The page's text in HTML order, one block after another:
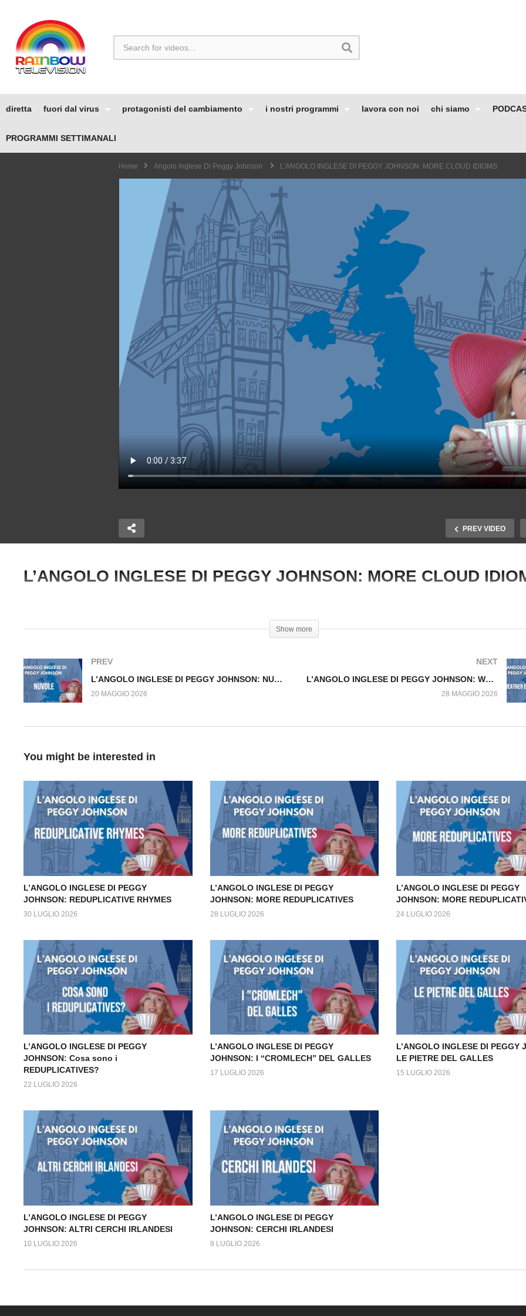
diretta fuori dal virus protagonisti del cambiamento i nostri programmi lavora con noi chi siamo
PROGRAMMI SETTIMANALI
Home Angolo Inglese Di Peggy Johnson L’ANGOLO INGLESE DI PEGGY JOHNSON: MORE CLOUD IDIOMS
PREV VIDEO
LE MANI
SCARPE
NUVOLE
CLOUD IDIOMS
L’ANGOLO INGLESE DI PEGGY JOHNSON: MORE CLOUD
Show more
PREV
L’ANGOLO INGLESE DI PEGGY JOHNSON: NUVOLE
20 MAGGIO 2026
NEXT
L’ANGOLO INGLESE DI PEGGY JOHNSON: WEATHER EXPRESSIONS
28 MAGGIO 2026
You might be interested in
L’ANGOLO INGLESE DI PEGGY
JOHNSON: REDUPLICATIVE RHYMES
30 LUGLIO 2026
L’ANGOLO INGLESE DI PEGGY
JOHNSON: MORE REDUPLICATIVES
28 LUGLIO 2026
L’ANGOLO INGLESE DI PEGGY
JOHNSON: MORE
24 LUGLIO 2026
L’ANGOLO INGLESE DI PEGGY
JOHNSON: Cosa sono i
REDUPLICATIVES?
22 LUGLIO 2026
L’ANGOLO INGLESE DI PEGGY
JOHNSON: I “CROMLECH” DEL GALLES
17 LUGLIO 2026
L’ANGOLO INGLESE DI PEGGY
LE PIETRE DEL GALLES
15 LUGLIO 2026
L’ANGOLO INGLESE DI PEGGY
JOHNSON: ALTRI CERCHI IRLANDESI
10 LUGLIO 2026
L’ANGOLO INGLESE DI PEGGY
JOHNSON: CERCHI IRLANDESI
8 LUGLIO 2026